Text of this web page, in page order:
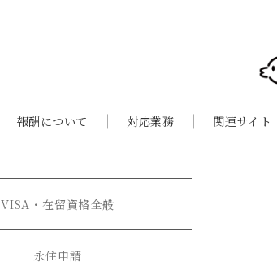
報酬について 対応業務 関連サイト
VISA・在留資格全般
永住申請